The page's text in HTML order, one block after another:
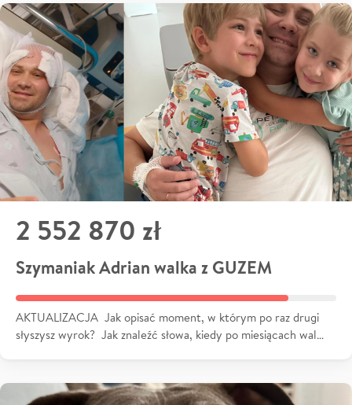
2 552 870 zł
Szymaniak Adrian walka z GUZEM
AKTUALIZACJA Jak opisać moment, w którym po raz drugi
słyszysz wyrok? Jak znaleźć słowa, kiedy po miesiącach wal…